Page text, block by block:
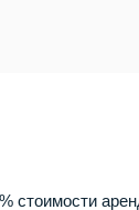
стоимости